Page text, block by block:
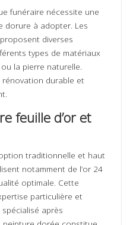
funéraire nécessite une
dorure à adopter. Les
diverses
types de matériaux
la pierre naturelle.
rénovation durable et
feuille d’or et
traditionnelle et haut
notamment de l’or 24
optimale. Cette
particulière et
spécialisé après